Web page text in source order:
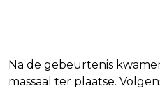
Na de gebeurtenis
massaal ter plaatse.